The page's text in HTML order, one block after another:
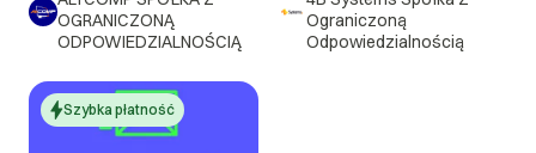
OGRANICZONĄ
ODPOWIEDZIALNOŚCIĄ
Ograniczoną
Odpowiedzialnością
Szybka płatność